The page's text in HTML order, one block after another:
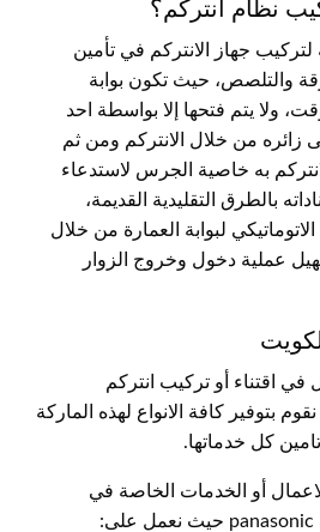
نظام انتركم؟
جهاز الانتركم في تأمين
والتلصص، حيث تكون بوابة
ولا يتم فتحها إلا بواسطة احد
زائره من خلال الانتركم ومن ثم
به خاصية الجرس لاستدعاء
بالطرق التقليدية القديمة،
لبوابة العمارة من خلال
عملية دخول وخروج الزوار
اقتناء أو تركيب انتركم
بتوفير كافة الانواع لهذه الماركة
أو الخدمات الخاصة في